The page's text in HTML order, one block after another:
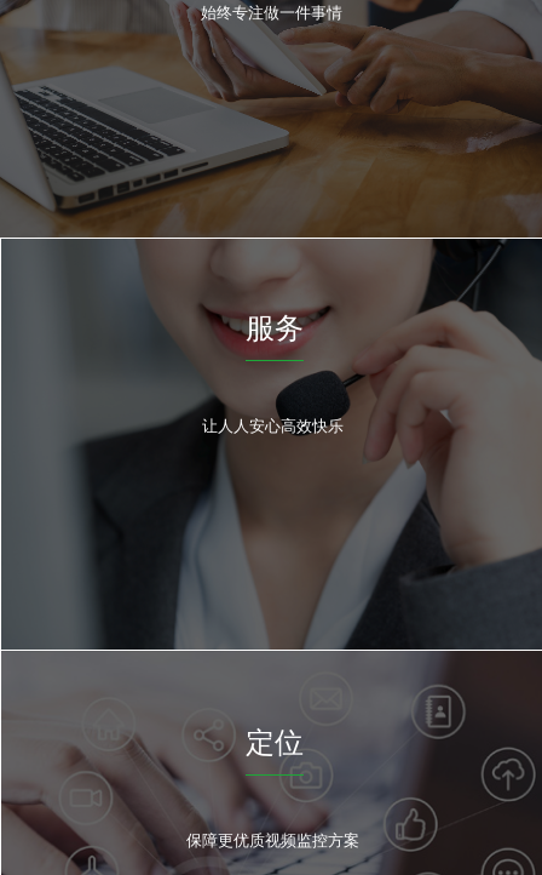
始终专注做一件事情
服务
让人人安心高效快乐
定位
保障更优质视频监控方案